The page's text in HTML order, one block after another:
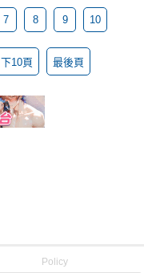
7 8 9 10
下10頁 最後頁
Policy